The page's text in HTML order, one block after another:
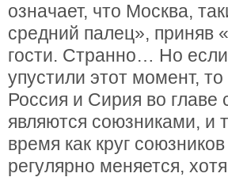
означает, что Москва,
средний палец», приняв
гости. Странно… Но
упустили этот момент,
Россия и Сирия во
являются союзниками, и
время как круг
регулярно меняется,